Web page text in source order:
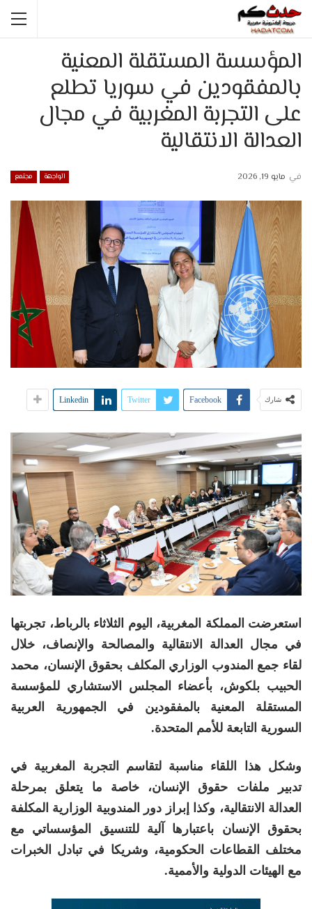
المؤسسة المستقلة المعنية
بالمفقودين في سوريا تطلع
على التجربة المغربية في مجال
العدالة الانتقالية
الواجهة مجتمع في مايو 19, 2026
شارك Facebook
Twitter
Linkedin
استعرضت المملكة المغربية، اليوم الثلاثاء بالرباط، تجربتها
في مجال العدالة الانتقالية والمصالحة والإنصاف، خلال
لقاء جمع المندوب الوزاري المكلف بحقوق الإنسان، محمد
الحبيب بلكوش، بأعضاء المجلس الاستشاري للمؤسسة
المستقلة المعنية بالمفقودين في الجمهورية العربية
السورية التابعة للأمم المتحدة.
وشكل هذا اللقاء مناسبة لتقاسم التجربة المغربية في
تدبير ملفات حقوق الإنسان، خاصة ما يتعلق بمرحلة
العدالة الانتقالية، وكذا إبراز دور المندوبية الوزارية المكلفة
بحقوق الإنسان باعتبارها آلية للتنسيق المؤسساتي مع
مختلف القطاعات الحكومية، وشريكا في تبادل الخبرات
مع الهيئات الدولية والأممية.